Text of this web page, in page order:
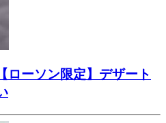
ローソン限定】デザート